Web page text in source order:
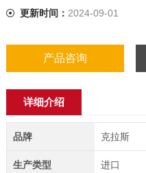
更新时间： 2024-09-01
产品咨询
详细介绍
品牌 克拉斯
生产类型 进口